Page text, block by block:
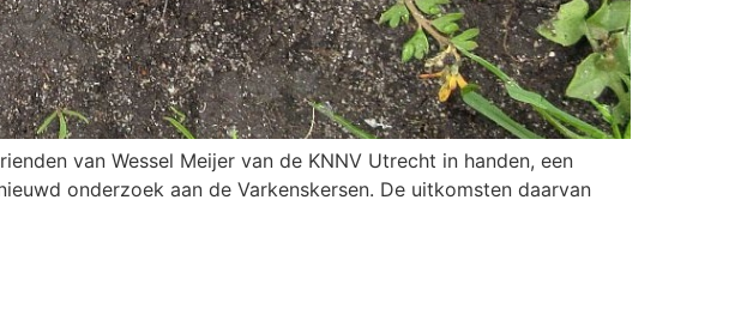
van Wessel Meijer van de KNNV Utrecht in handen, een
onderzoek aan de Varkenskersen. De uitkomsten daarvan